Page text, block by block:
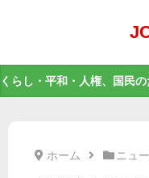
くらし・平和・人権、国民
ホーム ニュ